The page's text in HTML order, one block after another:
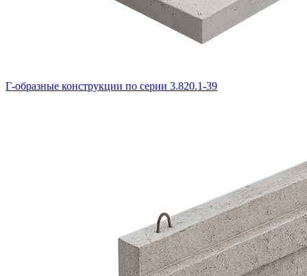
Г-образные конструкции по серии 3.820.1-39